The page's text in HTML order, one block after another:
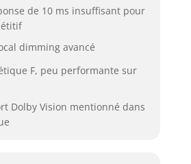
de 10 ms insuffisant pour
dimming avancé
F, peu performante sur
Dolby Vision mentionné dans